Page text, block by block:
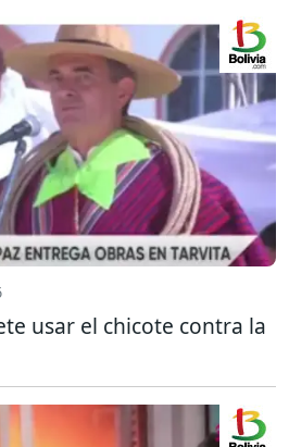
usar el chicote contra la